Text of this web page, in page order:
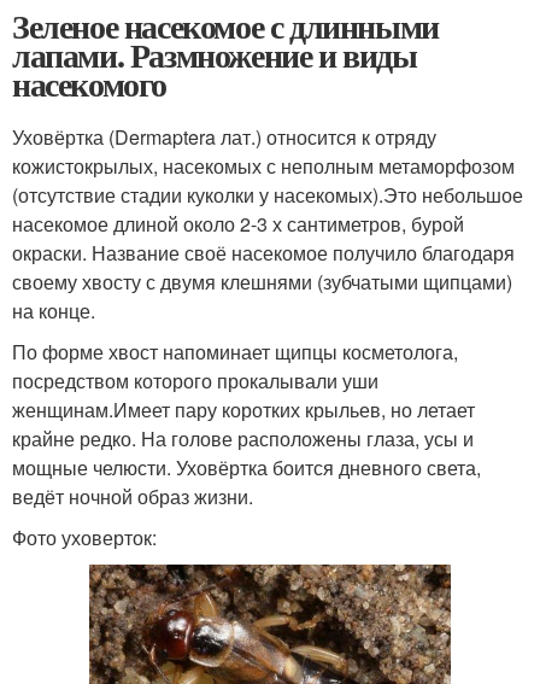
Зеленое насекомое с длинными
лапами. Размножение и виды
насекомого
Уховёртка (Dermaptera лат.) относится к отряду
кожистокрылых, насекомых с неполным метаморфозом
(отсутствие стадии куколки у насекомых).Это небольшое
насекомое длиной около 2-3 х сантиметров, бурой
окраски. Название своё насекомое получило благодаря
своему хвосту с двумя клешнями (зубчатыми щипцами)
на конце.
По форме хвост напоминает щипцы косметолога,
посредством которого прокалывали уши
женщинам.Имеет пару коротких крыльев, но летает
крайне редко. На голове расположены глаза, усы и
мощные челюсти. Уховёртка боится дневного света,
ведёт ночной образ жизни.
Фото уховерток: